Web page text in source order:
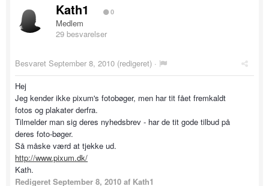
Kath1 0
Medlem
29 besvarelser
Besvaret September 8, 2010 (redigeret) ·
Hej
Jeg kender ikke pixum's fotobøger, men har tit fået fremkaldt
fotos og plakater derfra.
Tilmelder man sig deres nyhedsbrev - har de tit gode tilbud på
deres foto-bøger.
Så måske værd at tjekke ud.
http://www.pixum.dk/
Kath.
Redigeret September 8, 2010 af Kath1